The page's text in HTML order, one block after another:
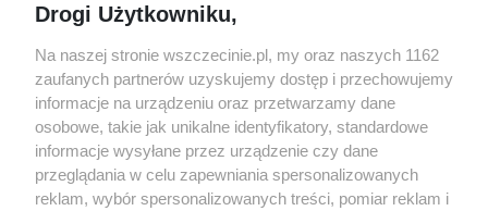
targi
Wernisaże
Więcej
Specjalny koncert z okazji
20. urodzin portalu
wSzczecinie.pl
Regulamin konkursów
śniadaniówka "Hej
Szczecin! Jest piątek!"
Drogi Użytkowniku,
Na naszej stronie wszczecinie.pl, my oraz naszych 1162
zaufanych partnerów uzyskujemy dostęp i przechowujemy
informacje na urządzeniu oraz przetwarzamy dane
osobowe, takie jak unikalne identyfikatory, standardowe
informacje wysyłane przez urządzenie czy dane
przeglądania w celu zapewniania spersonalizowanych
reklam, wybór spersonalizowanych treści, pomiar reklam i